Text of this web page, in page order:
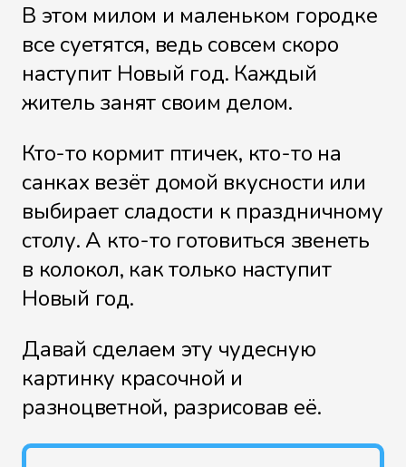
В этом милом и маленьком городке
все суетятся, ведь совсем скоро
наступит Новый год. Каждый
житель занят своим делом.
Кто-то кормит птичек, кто-то на
санках везёт домой вкусности или
выбирает сладости к праздничному
столу. А кто-то готовиться звенеть
в колокол, как только наступит
Новый год.
Давай сделаем эту чудесную
картинку красочной и
разноцветной, разрисовав её.